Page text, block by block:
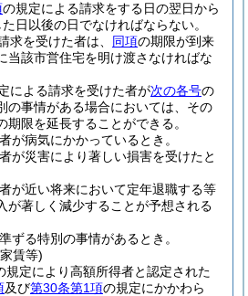
の規定による請求をする日の翌日から
日以後の日でなければならない。
求を受けた者は、 同項の期限が到来
当該市営住宅を明け渡さなければな
による請求を受けた者が次の各号の
の事情がある場合においては、その
期限を延長することができる。
が病気にかかっているとき。
が災害により著しい損害を受けたと
が近い将来において定年退職する等
が著しく減少することが予想される
ずる特別の事情があるとき。
賃等)
規定により高額所得者と認定された
及び第30条第1項の規定にかかわら